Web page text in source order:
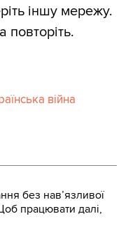
іншу мережу.
повторіть.
війна
без навʼязливої
працювати далі,